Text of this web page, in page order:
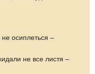
осиплеться –
не все листя –